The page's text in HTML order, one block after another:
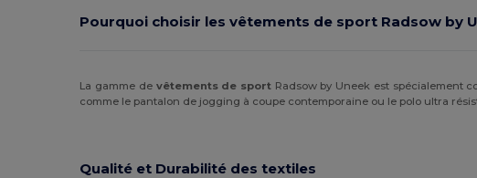
Kariban Premium
Korntex (2)
Pourquoi choisir les vêtements de sport Radsow by
La gamme de vêtements de sportRadsow by Uneek est spécialement
comme le pantalon de jogging à coupe contemporaine ou le polo ultra
Qualité et Durabilité des textiles